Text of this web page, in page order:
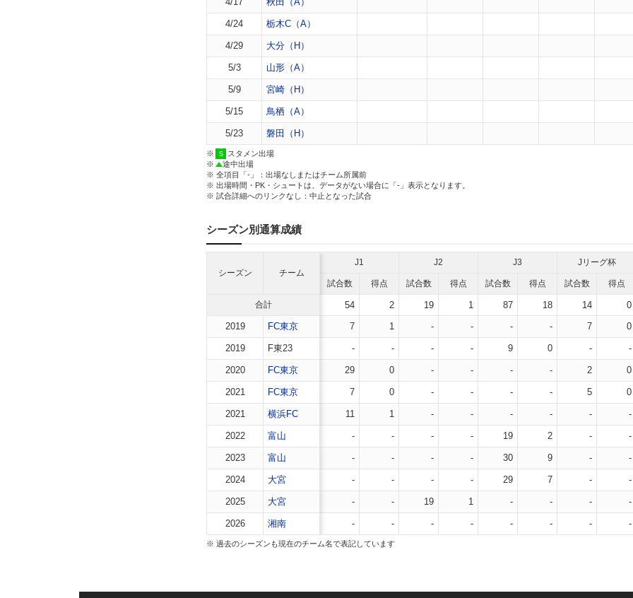
4/24 栃木C（A）
4/29 大分（H）
5/3 山形（A）
5/9 宮崎（H）
5/15 鳥栖（A）
5/23 磐田（H）
※
スタメン出場
※
途中出場
※ 全項目「-」：出場なしまたはチーム所属前
※ 出場時間・PK・シュートは、データがない場合に「-」表示となります。
※ 試合詳細へのリンクなし：中止となった試合
シーズン別通算成績
シーズン チーム
J1 J2 J3 Jリーグ杯
試合数 得点 試合数 得点 試合数 得点 試合数 得点
合計 54 2 19 1 87 18 14 0
2019
FC東京 7 1 - - - - 7 0
2019 F東23 - - - - 9 0 - -
2020 FC東京 29 0 - - - - 2 0
2021 FC東京 7 0 - - - - 5 0
2021 横浜FC 11 1 - - - - - -
2022 富山 - - - - 19 2 - -
2023 富山 - - - - 30 9 - -
2024 大宮 - - - - 29 7 - -
2025 大宮 - - 19 1 - - - -
2026 湘南 - - - - - - - -
※ 過去のシーズンも現在のチーム名で表記しています